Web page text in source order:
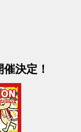
決定！